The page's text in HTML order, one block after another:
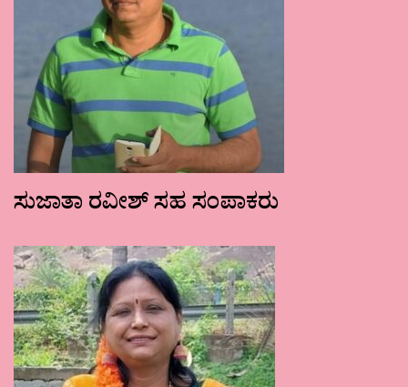
ಸುಜಾತಾ ರವೀಶ್ ಸಹ ಸಂಪಾಕರು